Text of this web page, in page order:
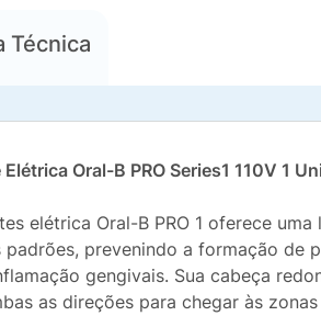
Técnica
Oral-B PRO Series1 110V 1
elétrica Oral-B PRO 1 oferece
padrões, prevenindo a formação
gengivais. Sua cabeça
as direções para chegar às